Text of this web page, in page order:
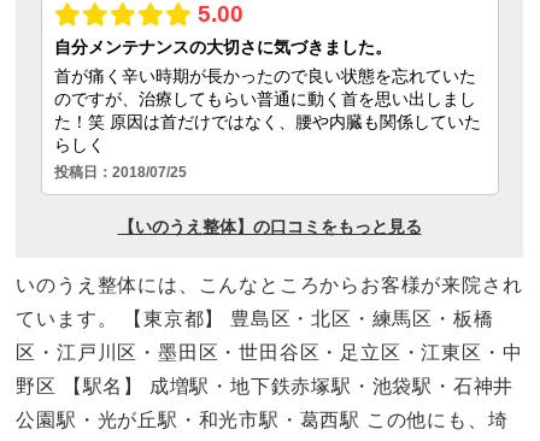
いのうえ整体には、こんなところからお客様が来院され
ています。 【東京都】 豊島区・北区・練馬区・板橋
区・江戸川区・墨田区・世田谷区・足立区・江東区・中
野区 【駅名】 成増駅・地下鉄赤塚駅・池袋駅・石神井
公園駅・光が丘駅・和光市駅・葛西駅 この他にも、埼